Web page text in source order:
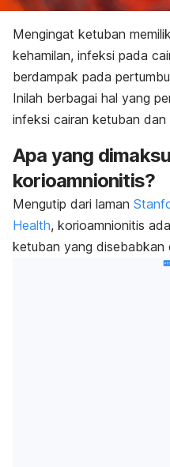
Mengingat ketuban
kehamilan, infeksi pada
berdampak pada
Inilah berbagai hal yang
infeksi cairan ketuban dan
Apa yang
korioamnionitis?
Mengutip dari laman
Health, korioamnionitis
ketuban yang disebabkan